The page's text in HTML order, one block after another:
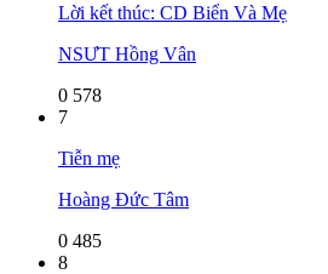
Lời kết thúc: CD Biển Và Mẹ
NSƯT Hồng Vân
0 578
7
Tiễn mẹ
Hoàng Đức Tâm
0 485
8